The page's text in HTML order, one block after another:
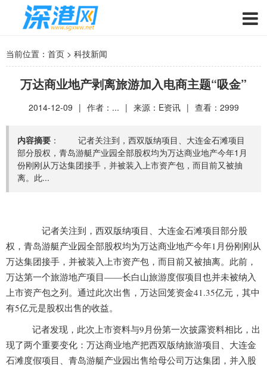
当前位置： 首页 > 科技新闻
万达商业地产剥离旅游加入电商主题“吸金”
2014-12-09 | 作者：... | 来源： E资讯 | 查看： 2999
内容摘要 ： 记者关注到，西双版纳项目、大连金石滩项目
部分股权，青岛游艇产业园全部股权均为万达商业地产今年1月
份刚刚从万达集团接手，并被装入上市资产包，而目前又被抽
离。此...
记者关注到，西双版纳项目、大连金石滩项目部分股
权，青岛游艇产业园全部股权均为万达商业地产今年1月份刚刚从
万达集团接手，并被装入上市资产包，而目前又被抽离。此前，
万达第一个旅游地产项目——长白山旅游度假项目也并未被纳入
上市资产包之列。通过此次出售，万达回笼资金41.35亿元，其中
有5亿元是股权出售的收益。
记者发现，此次上市资料与9月份第一次披露资料相比，出
现了两个重要变化：万达商业地产把西双版纳旅游项目、大连金
石滩度假项目、青岛游艇产业园出售给母公司万达集团，并入股